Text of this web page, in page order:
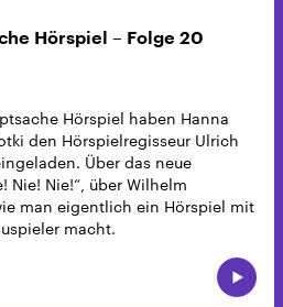
Hörspiel – Folge 20
Hörspiel haben Hanna
den Hörspielregisseur Ulrich
Über das neue
Nie! Nie!“, über Wilhelm
man eigentlich ein Hörspiel mit
macht.